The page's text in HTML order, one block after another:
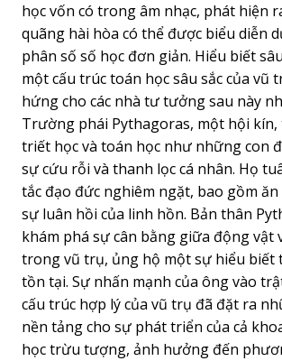
học vốn có trong âm nhạc, phát hiện
quãng hài hòa có thể được biểu diễn
phân số số học đơn giản. Hiểu biết
một cấu trúc toán học sâu sắc của vũ
hứng cho các nhà tư tưởng sau này
Trường phái Pythagoras, một hội
triết học và toán học như những con
sự cứu rỗi và thanh lọc cá nhân. Họ
tắc đạo đức nghiêm ngặt, bao gồm ăn
sự luân hồi của linh hồn. Bản thân
khám phá sự cân bằng giữa động vật
trong vũ trụ, ủng hộ một sự hiểu biết
tồn tại. Sự nhấn mạnh của ông vào
cấu trúc hợp lý của vũ trụ đã đặt ra
nền tảng cho sự phát triển của cả
học trừu tượng, ảnh hưởng đến